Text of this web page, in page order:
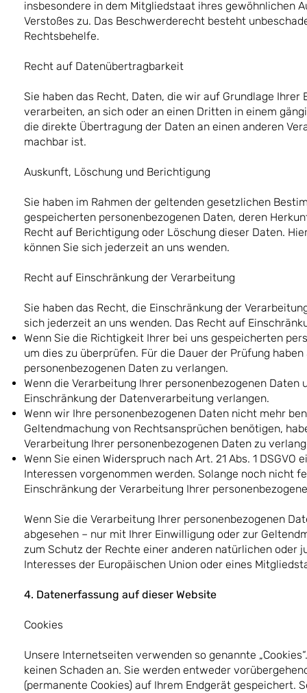
insbesondere in dem Mitgliedstaat ihres gewöhnlichen
Verstoßes zu. Das Beschwerderecht besteht
Rechtsbehelfe.
Recht auf Datenübertragbarkeit
Sie haben das Recht, Daten, die wir auf Grundlage
verarbeiten, an sich oder an einen Dritten in einem
die direkte Übertragung der Daten an einen anderen
machbar ist.
Auskunft, Löschung und Berichtigung
Sie haben im Rahmen der geltenden gesetzlichen
gespeicherten personenbezogenen Daten, deren
Recht auf Berichtigung oder Löschung dieser Daten.
können Sie sich jederzeit an uns wenden.
Recht auf Einschränkung der Verarbeitung
Sie haben das Recht, die Einschränkung der
sich jederzeit an uns wenden. Das Recht auf
Wenn Sie die Richtigkeit Ihrer bei uns gespeicherten
um dies zu überprüfen. Für die Dauer der Prüfung
personenbezogenen Daten zu verlangen.
Wenn die Verarbeitung Ihrer personenbezogenen
Einschränkung der Datenverarbeitung verlangen.
Wenn wir Ihre personenbezogenen Daten nicht mehr
Geltendmachung von Rechtsansprüchen benötigen,
Verarbeitung Ihrer personenbezogenen Daten zu
Wenn Sie einen Widerspruch nach Art. 21 Abs. 1
Interessen vorgenommen werden. Solange noch nicht
Einschränkung der Verarbeitung Ihrer
Wenn Sie die Verarbeitung Ihrer personenbezogenen
abgesehen – nur mit Ihrer Einwilligung oder zur
zum Schutz der Rechte einer anderen natürlichen oder
Interesses der Europäischen Union oder eines
4. Datenerfassung auf dieser Website
Cookies
Unsere Internetseiten verwenden so genannte
keinen Schaden an. Sie werden entweder
(permanente Cookies) auf Ihrem Endgerät gespeichert.